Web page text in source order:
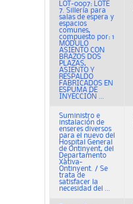
LOT-0007: LOTE
7. Sillería para
salas de espera y
espacios
comunes,
compuesto por: 1
MÓDULO
ASIENTO CON
BRAZOS DOS
PLAZAS,
ASIENTO Y
RESPALDO
FABRICADOS EN
ESPUMA DE
INYECCIÓN ...
Suministro e
instalación de
enseres diversos
para el nuevo del
Hospital General
de Ontinyent, del
Departamento
Xàtiva-
Ontinyent. / Se
trata de
satisfacer la
necesidad del ...